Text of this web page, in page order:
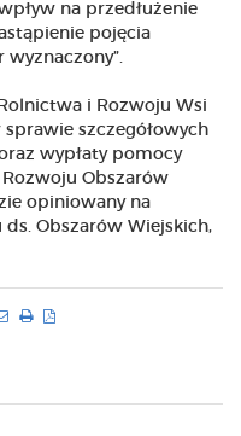
na przedłużenie
pojęcia
wyznaczony”.
i Rozwoju Wsi
szczegółowych
wypłaty pomocy
Obszarów
opiniowany na
Obszarów Wiejskich,